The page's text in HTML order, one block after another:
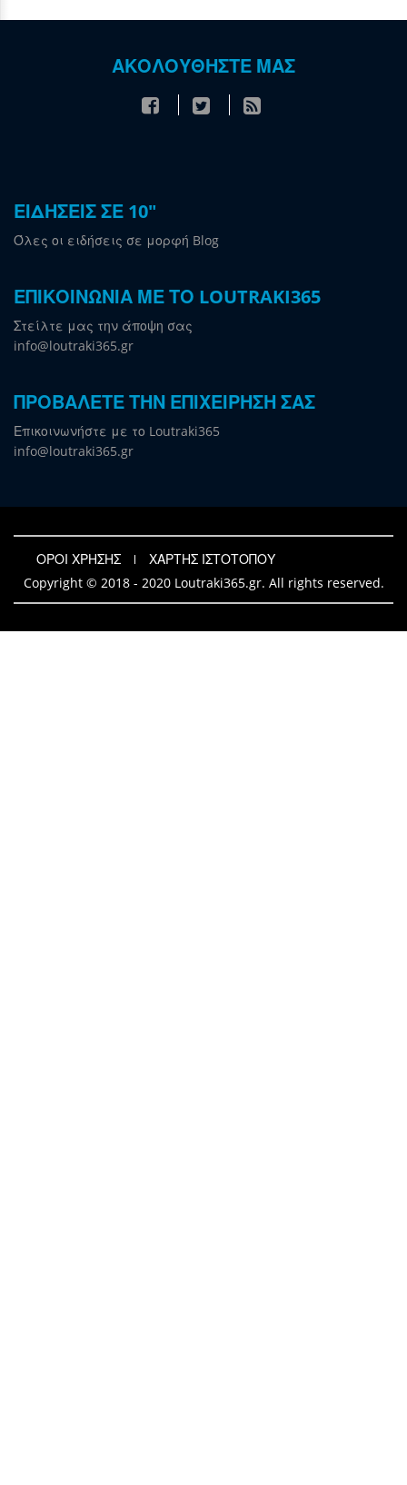
ΑΚΟΛΟΥΘΗΣΤΕ ΜΑΣ
ΕΙΔΗΣΕΙΣ ΣΕ 10"
Όλες οι ειδήσεις σε μορφή Blog
ΕΠΙΚΟΙΝΩΝΙΑ ΜΕ ΤΟ LOUTRAKI365
Στείλτε μας την άποψη σας
info@loutraki365.gr
ΠΡΟΒΑΛΕΤΕ ΤΗΝ ΕΠΙΧΕΙΡΗΣΗ ΣΑΣ
Επικοινωνήστε με το Loutraki365
info@loutraki365.gr
ΟΡΟΙ ΧΡΗΣΗΣ
ΧΑΡΤΗΣ ΙΣΤΟΤΟΠΟΥ
Copyright © 2018 - 2020 Loutraki365.gr. All rights reserved.